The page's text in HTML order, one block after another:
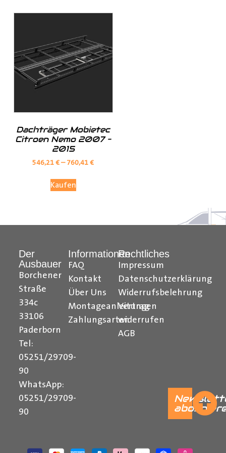
Porte Tube Pro Transportrohr. Mit seinem robusten
Design, seinem integrierten Schloss und seiner
vielseitigen Anwendung ist es die ultimative Lösung für
den Transport von Kupferrohren, Kunststoffrohren,
Leitungen, Holzlatten und vielem mehr auf dem Dach
Bei Fragen stehen wir Ihnen gerne zur Verfügung.
Kontaktieren Sie uns per E-Mail unter
ausbauer.deoder rufen Sie uns direkt an
Hilfreiche Montageanleitungen und Tipps finden Sie
auch auf unseremYouTube Kanaleinfach und
verständlich erklärt.
Der Ausbauer
Formularbeginn
Dachträger Mobietec
Citroen Nemo 2007 –
2015
546,21€–760,41€
Kaufen
Der
Ausbauer
Borchener
Straße
334c
33106
Paderborn
Tel:
05251/29709-
90
WhatsApp:
05251/29709-
90
Informationen
FAQ
Kontakt
Über Uns
Montageanleitungen
Zahlungsarten
Rechtliches
Impressum
Datenschutzerklärung
Widerrufsbelehrung
Vertrag
widerrufen
AGB